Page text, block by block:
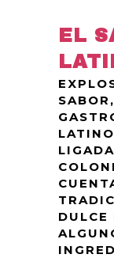
EL
DULCE